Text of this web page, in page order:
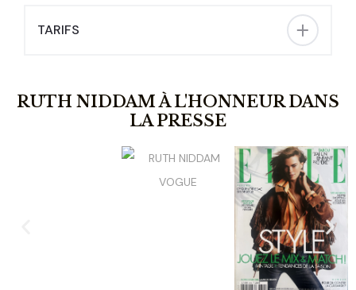
TARIFS
RUTH NIDDAM À L'HONNEUR DANS
LA PRESSE